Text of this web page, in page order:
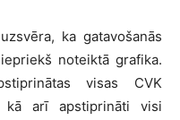
ka gatavošanās
noteiktā grafika.
visas CVK
kā arī apstiprināti visi